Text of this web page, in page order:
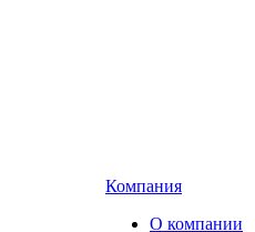
Компания
О компании